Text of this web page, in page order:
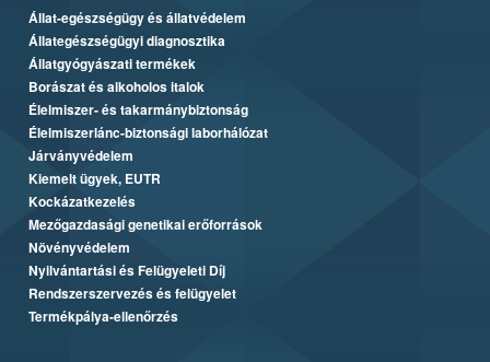
Állat-egészségügy és állatvédelem
Állategészségügyi diagnosztika
Állatgyógyászati termékek
Borászat és alkoholos italok
Élelmiszer- és takarmánybiztonság
Élelmiszerlánc-biztonsági laborhálózat
Járványvédelem
Kiemelt ügyek, EUTR
Kockázatkezelés
Mezőgazdasági genetikai erőforrások
Növényvédelem
Nyilvántartási és Felügyeleti Díj
Rendszerszervezés és felügyelet
Termékpálya-ellenőrzés